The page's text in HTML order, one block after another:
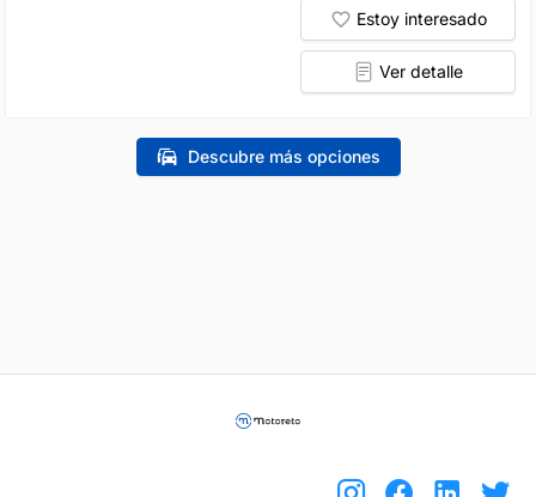
Estoy interesado
Ver detalle
Descubre más opciones